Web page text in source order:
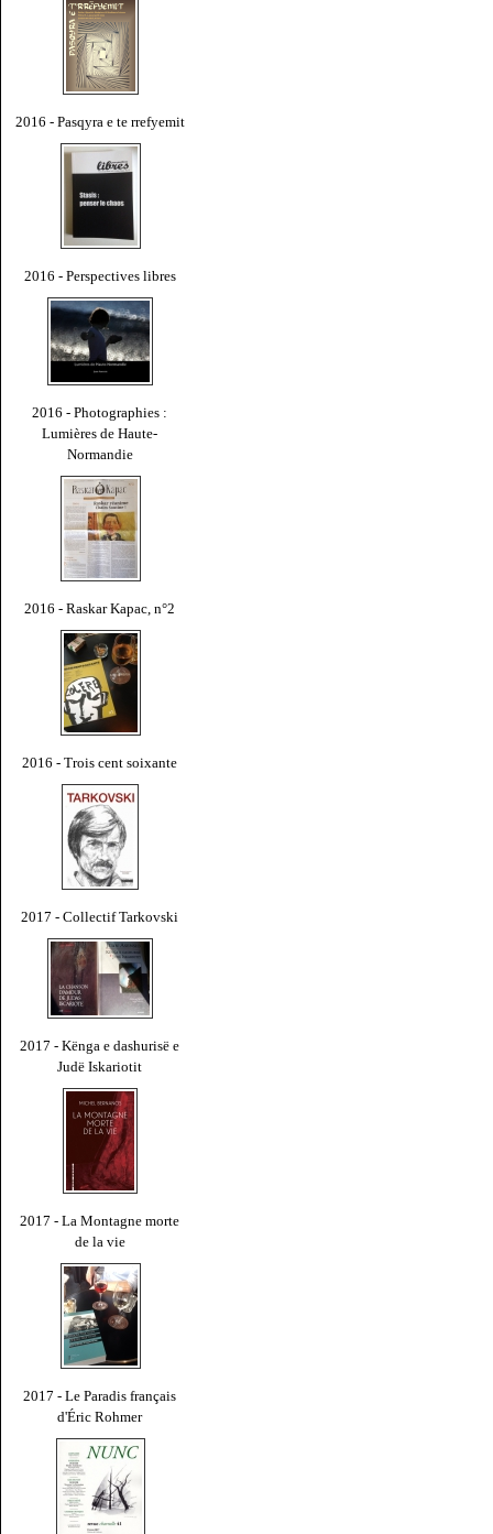
2016 - Pasqyra e te rrefyemit
2016 - Perspectives libres
2016 - Photographies :
Lumières de Haute-
Normandie
2016 - Raskar Kapac, n°2
2016 - Trois cent soixante
2017 - Collectif Tarkovski
2017 - Kënga e dashurisë e
Judë Iskariotit
2017 - La Montagne morte
de la vie
2017 - Le Paradis français
d'Éric Rohmer